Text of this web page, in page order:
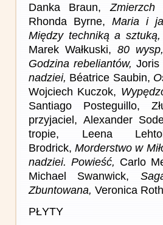
Danka Braun, Zmierzch
Rhonda Byrne,Maria i
Między techniką a sztuką,
Marek Wałkuski,80
Godzina rebeliantów, Joris
nadziei, Béatrice Saubin,
Wojciech Kuczok,
Santiago Posteguillo,
przyjaciel, Alexander
tropie, Leena
Brodrick,Morderstwo w
nadziei. Powieść, Carlo
Michael Swanwick,
Zbuntowana, Veronica
PŁYTY